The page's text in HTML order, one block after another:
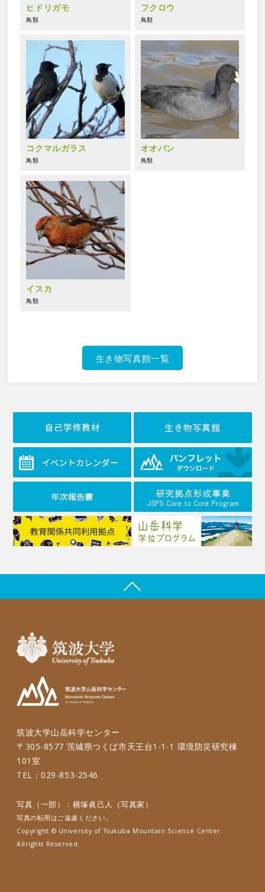
ヒドリガモ
鳥類
フクロウ
鳥類
コクマルガラス
鳥類
オオバン
鳥類
イスカ
鳥類
生き物写真館一覧
筑波大学山岳科学センター
〒305-8577 茨城県つくば市天王台1-1-1 環境防災研究棟
101室
TEL：029-853-2546
写真（一部）：横塚眞己人（写真家）
写真の転用はご遠慮ください。
Copyright © University of Tsukuba Mountain Science Center.
Allrights Reserved.